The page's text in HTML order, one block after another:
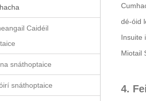
Caidéil
snáthoptaice
snáthoptaice
dé-óid
Insuite
Miotail
4.